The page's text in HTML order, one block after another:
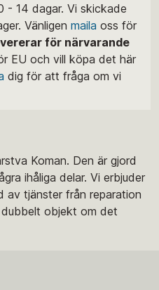
- 14 dagar. Vi skickade
Vänligen maila oss för
för närvarande
EU och vill köpa det här
dig för att fråga om vi
Koman. Den är gjord
ihåliga delar. Vi erbjuder
tjänster från reparation
objekt om det